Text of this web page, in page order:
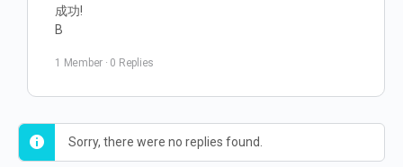
成功!
B
1 Member · 0 Replies
Sorry, there were no replies found.